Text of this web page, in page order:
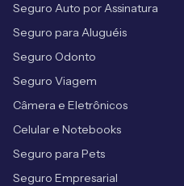
Seguro Auto por Assinatura
Seguro para Aluguéis
Seguro Odonto
Seguro Viagem
Câmera e Eletrônicos
Celular e Notebooks
Seguro para Pets
Seguro Empresarial